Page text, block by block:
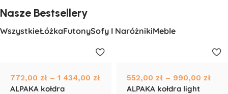
Nasze Bestsellery
WszystkieŁóżkaFutonySofy I NaróżnikiMeble
772,00 zł – 1 434,00 zł
ALPAKA kołdra
552,00 zł – 990,00 zł
ALPAKA kołdra light